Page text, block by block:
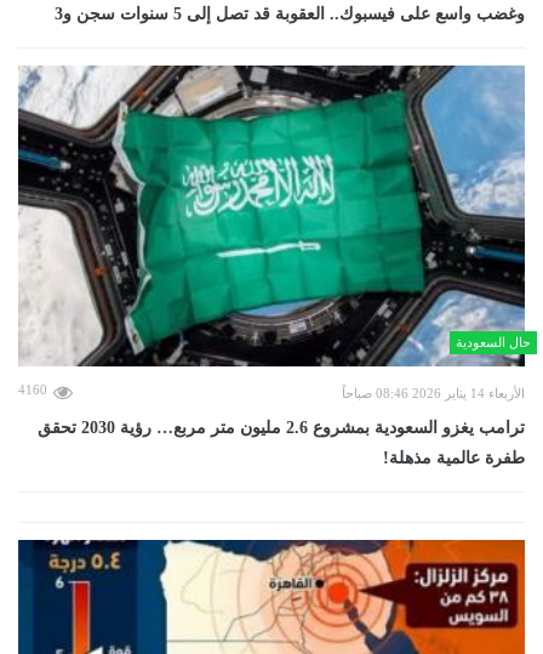
وغضب واسع على فيسبوك.. العقوبة قد تصل إلى 5 سنوات سجن و3
حال السعودية
الأربعاء 14 يناير 2026 08:46 صباحاً 4160
ترامب يغزو السعودية بمشروع 2.6 مليون متر مربع… رؤية 2030 تحقق
طفرة عالمية مذهلة!